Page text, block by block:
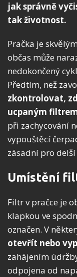
jak správně
tak životnost.
Pračka je
občas může
nedokončený
Předtím, než
zkontrolovat,
ucpaným
při zachycování
vypouštěcí
zásadní pro
Umístění
Filtr v pračce je
klapkou ve
označen. V
otevřít nebo
zahájením
odpojena od